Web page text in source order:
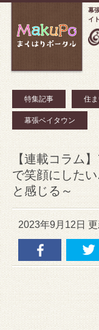
幕
イト
特集記事 住
幕張ベイタウン
【連載コラム
で笑顔にした
と感じる～
2023年9月12日